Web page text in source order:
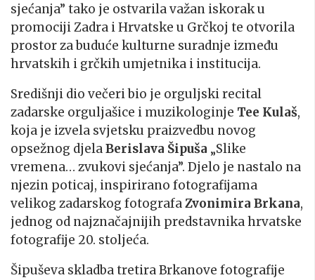
sjećanja” tako je ostvarila važan iskorak u
promociji Zadra i Hrvatske u Grčkoj te otvorila
prostor za buduće kulturne suradnje između
hrvatskih i grčkih umjetnika i institucija.
Središnji dio večeri bio je orguljski recital
zadarske orguljašice i muzikologinje Tee Kulaš,
koja je izvela svjetsku praizvedbu novog
opsežnog djelaBerislava Šipuša „Slike
vremena… zvukovi sjećanja”. Djelo je nastalo na
njezin poticaj, inspirirano fotografijama
velikog zadarskog fotografaZvonimira Brkana,
jednog od najznačajnijih predstavnika hrvatske
fotografije 20. stoljeća.
Šipuševa skladba tretira Brkanove fotografije